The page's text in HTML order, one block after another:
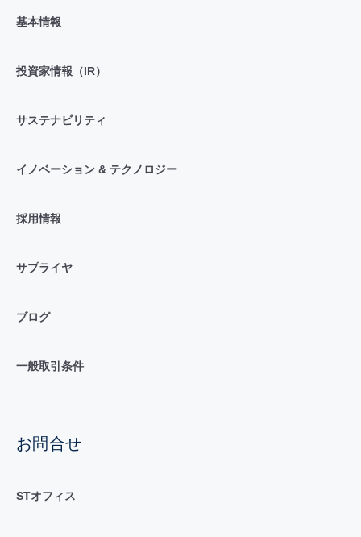
基本情報
投資家情報（IR）
サステナビリティ
イノベーション & テクノロジー
採用情報
サプライヤ
ブログ
一般取引条件
お問合せ
STオフィス